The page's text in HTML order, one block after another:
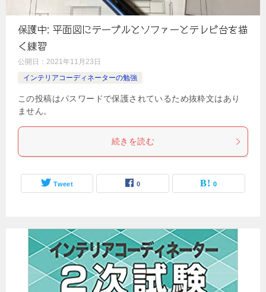
保護中: 平面図にテーブルとソファーとテレビ台を描
く練習
公開日： 2021年11月23日
インテリアコーディネーターの勉強
この投稿はパスワードで保護されているため抜粋文はあり
ません。
続きを読む
Tweet 0 0